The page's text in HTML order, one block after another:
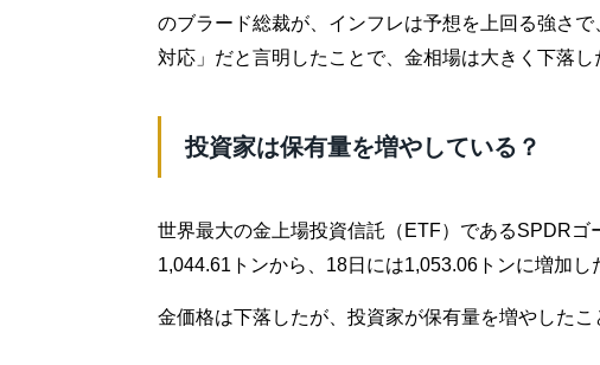
のブラード総裁が、インフレは予想を上回る強さ
対応」だと言明したことで、金相場は大きく下落し
投資家は保有量を増やしている？
世界最大の金上場投資信託（ETF）であるSPDR
1,044.61トンから、18日には1,053.06トンに増加し
金価格は下落したが、投資家が保有量を増やしたこ